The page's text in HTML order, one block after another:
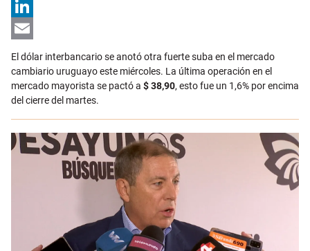
X
LinkedIn
Email
El dólar interbancario se anotó otra fuerte suba en el mercado
cambiario uruguayo este miércoles. La última operación en el
mercado mayorista se pactó a $ 38,90, esto fue un 1,6% por encima
del cierre del martes.